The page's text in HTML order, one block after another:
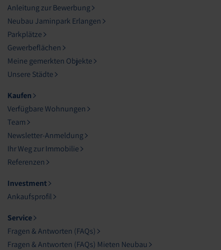
Anleitung zur Bewerbung
Neubau Jaminpark Erlangen
Parkplätze
Gewerbeflächen
Meine gemerkten Objekte
Unsere Städte
Kaufen
Verfügbare Wohnungen
Team
Newsletter-Anmeldung
Ihr Weg zur Immobilie
Referenzen
Investment
Ankaufsprofil
Service
Fragen & Antworten (FAQs)
Fragen & Antworten (FAQs) Mieten Neubau